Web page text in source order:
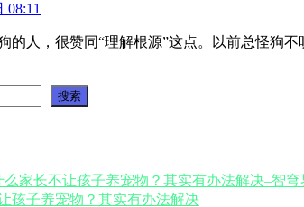
08:11
的人，很赞同“理解根源”这点。以前总怪狗不
搜索
孩子养宠物？其实有办法解决